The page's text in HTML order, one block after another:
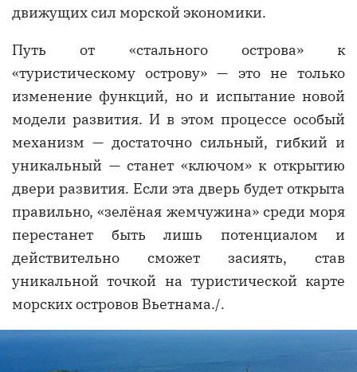
движущих сил морской экономики.
Путь от «стального острова» к
«туристическому острову» — это не только
изменение функций, но и испытание новой
модели развития. И в этом процессе особый
механизм — достаточно сильный, гибкий и
уникальный — станет «ключом» к открытию
двери развития. Если эта дверь будет открыта
правильно, «зелёная жемчужина» среди моря
перестанет быть лишь потенциалом и
действительно сможет засиять, став
уникальной точкой на туристической карте
морских островов Вьетнама./.